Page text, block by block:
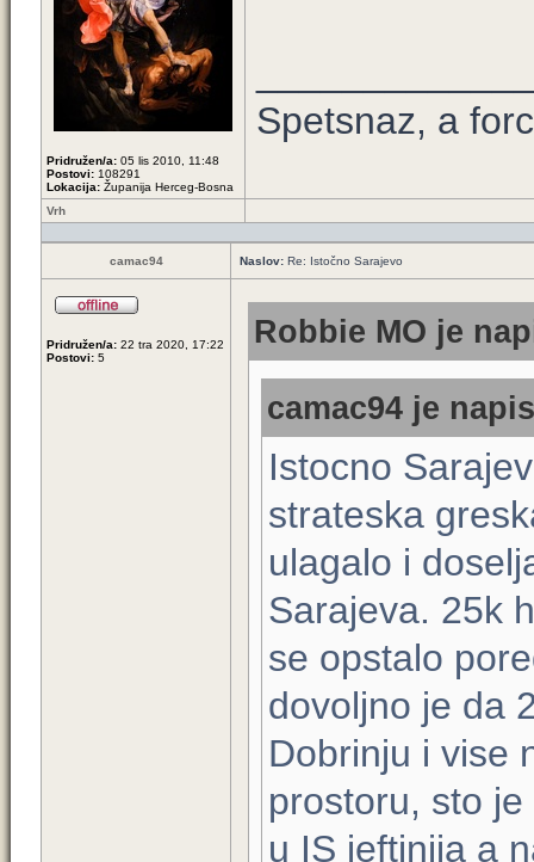
Pridružen/a: 05 lis 2010, 11:48
Postovi: 108291
Lokacija: Županija Herceg-Bosna
Spetsnaz, a
Vrh
camac94 Naslov: Re: Istočno Sarajevo
Pridružen/a: 22 tra 2020, 17:22
Postovi: 5
Robbie MO je
camac94 je
Istocno
strateska
ulagalo i
Sarajeva. 25k
se opstalo
dovoljno je da
Dobrinju i vise
prostoru, sto
u IS jeftinija a